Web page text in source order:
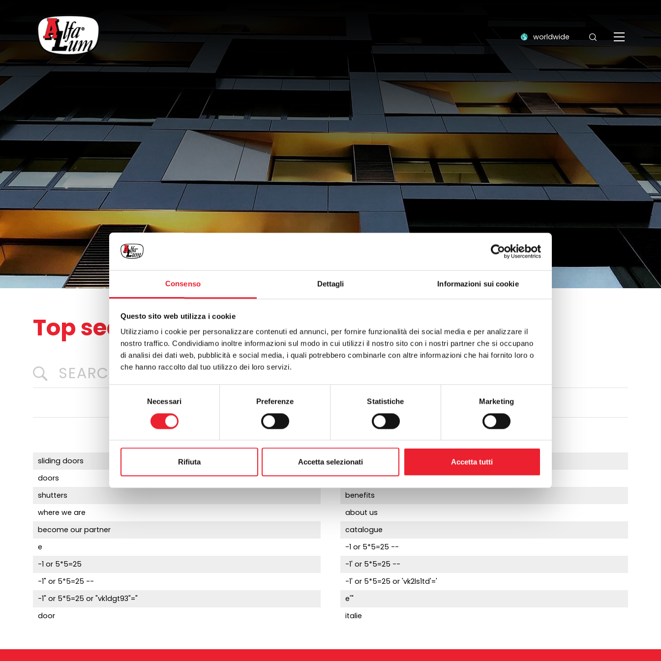
Consenso Dettagli Informazioni sui cookie
Questo sito web utilizza i cookie
Utilizziamo i cookie per personalizzare contenuti ed annunci, per fornire funzionalità dei social media e per analizzare il
nostro traffico. Condividiamo inoltre informazioni sul modo in cui utilizzi il nostro sito con i nostri partner che si occupano
di analisi dei dati web, pubblicità e social media, i quali potrebbero combinarle con altre informazioni che hai fornito loro o
che hanno raccolto dal tuo utilizzo dei loro servizi.
Selezione
Necessari Preferenze Statistiche Marketing
Rifiuta Accetta selezionati Accetta tutti
worldwide
Top search
sliding doors
windows frames
doors
mosquito nets
shutters
benefits
where we are
about us
become our partner
catalogue
e
-1 or 5*5=25 --
-1 or 5*5=25
-1' or 5*5=25 --
-1" or 5*5=25 --
-1' or 5*5=25 or 'vk2ls1td'='
-1" or 5*5=25 or "vk1dgt93"="
e'"
door
italie